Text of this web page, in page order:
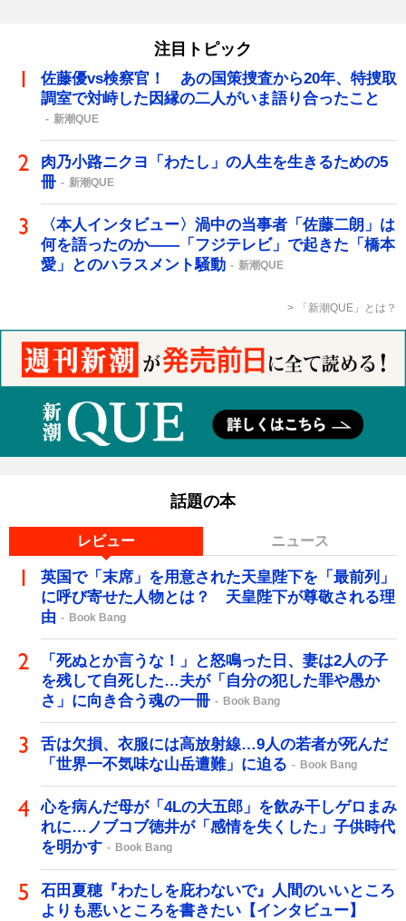
注目トピック
佐藤優vs検察官！ あの国策捜査から20年、特捜取
調室で対峙した因縁の二人がいま語り合ったこと
新潮QUE
肉乃小路ニクヨ「わたし」の人生を生きるための5
冊
新潮QUE
〈本人インタビュー〉渦中の当事者「佐藤二朗」は
何を語ったのか――「フジテレビ」で起きた「橋本
愛」とのハラスメント騒動
新潮QUE
「新潮QUE」とは？
話題の本
レビュー ニュース
英国で「末席」を用意された天皇陛下を「最前列」
に呼び寄せた人物とは？ 天皇陛下が尊敬される理
由
Book Bang
「死ぬとか言うな！」と怒鳴った日、妻は2人の子
を残して自死した…夫が「自分の犯した罪や愚か
さ」に向き合う魂の一冊
Book Bang
舌は欠損、衣服には高放射線…9人の若者が死んだ
「世界一不気味な山岳遭難」に迫る
Book Bang
心を病んだ母が「4Lの大五郎」を飲み干しゲロまみ
れに…ノブコブ徳井が「感情を失くした」子供時代
を明かす
Book Bang
石田夏穂『わたしを庇わないで』人間のいいところ
よりも悪いところを書きたい【インタビュー】